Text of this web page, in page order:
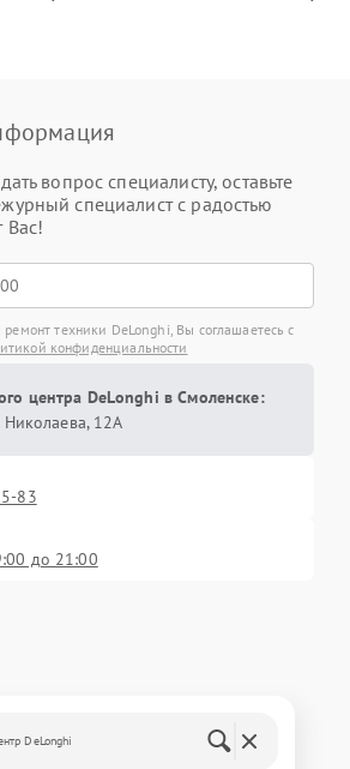
вопрос специалисту, оставьте
специалист с радостью
Вас!
ремонт техники DeLonghi, Вы соглашаетесь с
конфиденциальности
центра DeLonghi в Смоленске:
Николаева, 12А
83
до 21:00
DeLonghi